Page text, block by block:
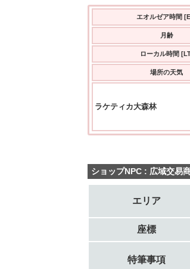
エオルゼア時間
月齢
ローカル時間
場所の天気
ラケティカ大森林
ショップNPC : 広域交易
エリア
座標
特筆事項